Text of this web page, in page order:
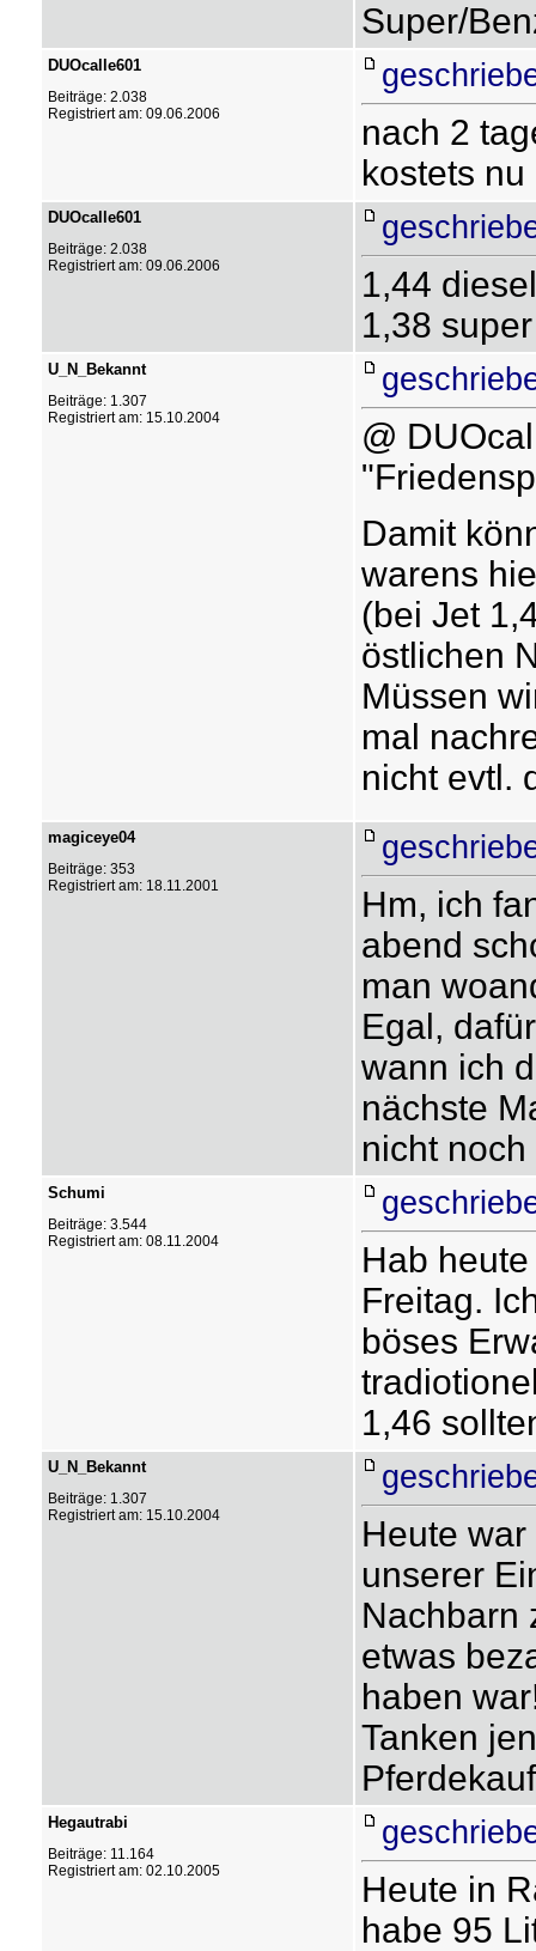
Super/
DUOcalle601
Beiträge: 2.038
Registriert am: 09.06.2006
nach 2
kostets
DUOcalle601
Beiträge: 2.038
Registriert am: 09.06.2006
1,44 diesel
1,38 super
U_N_Bekannt
Beiträge: 1.307
Registriert am: 15.10.2004
@
Damit
warens
(bei Jet
östlichen
Müssen
mal
nicht evtl.
magiceye04
Beiträge: 353
Registriert am: 18.11.2001
Hm, ich
abend
man
Egal,
wann ich
nächste
nicht
Schumi
Beiträge: 3.544
Registriert am: 08.11.2004
Hab
Freitag.
böses
1,46
U_N_Bekannt
Beiträge: 1.307
Registriert am: 15.10.2004
Heute
unserer
Nachbarn
etwas
haben
Tanken
Hegautrabi
Beiträge: 11.164
Registriert am: 02.10.2005
Heute in
habe 95